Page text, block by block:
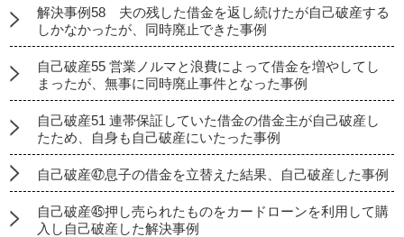
解決事例58 夫の残した借金を返し続けたが自己破産する
しかなかったが、同時廃止できた事例
自己破産55 営業ノルマと浪費によって借金を増やしてし
まったが、無事に同時廃止事件となった事例
自己破産51 連帯保証していた借金の借金主が自己破産し
たため、自身も自己破産にいたった事例
自己破産㊼息子の借金を立替えた結果、自己破産した事例
自己破産㊺押し売られたものをカードローンを利用して購
入し自己破産した解決事例